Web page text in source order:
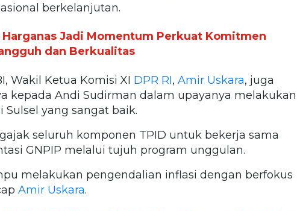
berkelanjutan.
Harganas Jadi Momentum Perkuat Komitmen
dan Berkualitas
Wakil Ketua Komisi XI DPR RI, Amir Uskara, juga
kepada Andi Sudirman dalam upayanya melakukan
yang sangat baik.
seluruh komponen TPID untuk bekerja sama
GNPIP melalui tujuh program unggulan.
melakukan pengendalian inflasi dengan berfokus
Amir Uskara.